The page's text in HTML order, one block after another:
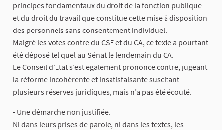
principes fondamentaux du droit de la fonction publique
et du droit du travail que constitue cette mise à disposition
des personnels sans consentement individuel.
Malgré les votes contre du CSE et du CA, ce texte a pourtant
été déposé tel quel au Sénat le lendemain du CA.
Le Conseil d’Etat s’est également prononcé contre, jugeant
la réforme incohérente et insatisfaisante suscitant
plusieurs réserves juridiques, mais n’a pas été écouté.
- Une démarche non justifiée.
Ni dans leurs prises de parole, ni dans les textes, les